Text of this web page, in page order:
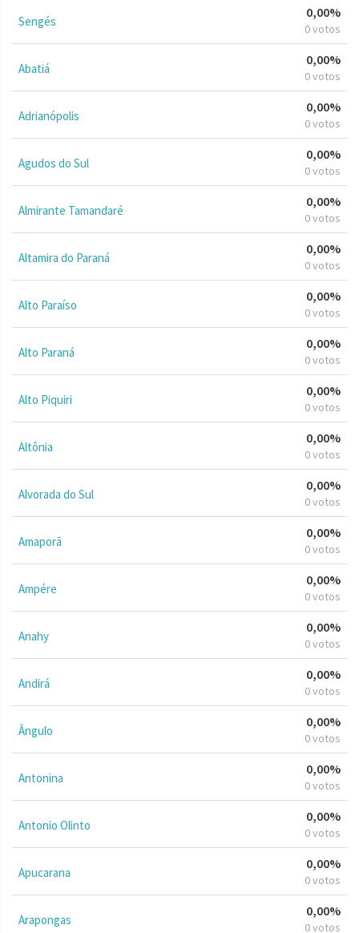
Sengés
0,00%
0 votos
Abatiá
0,00%
0 votos
Adrianópolis
0,00%
0 votos
Agudos do Sul
0,00%
0 votos
Almirante Tamandaré
0,00%
0 votos
Altamira do Paraná
0,00%
0 votos
Alto Paraíso
0,00%
0 votos
Alto Paraná
0,00%
0 votos
Alto Piquiri
0,00%
0 votos
Altônia
0,00%
0 votos
Alvorada do Sul
0,00%
0 votos
Amaporã
0,00%
0 votos
Ampére
0,00%
0 votos
Anahy
0,00%
0 votos
Andirá
0,00%
0 votos
Ângulo
0,00%
0 votos
Antonina
0,00%
0 votos
Antonio Olinto
0,00%
0 votos
Apucarana
0,00%
0 votos
Arapongas
0,00%
0 votos